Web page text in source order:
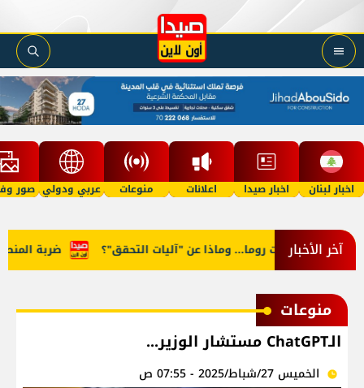
اخبار لبنان اخبار صيدا اعلانات منوعات عربي ودولي صور
آخر الأخبار ضربة في مفاوضات روما... وماذا عن "آليات التحقق"؟
منوعات
الـChatGPT مستشار الوزير...
الخميس 27/شباط/2025 - 07:55 ص